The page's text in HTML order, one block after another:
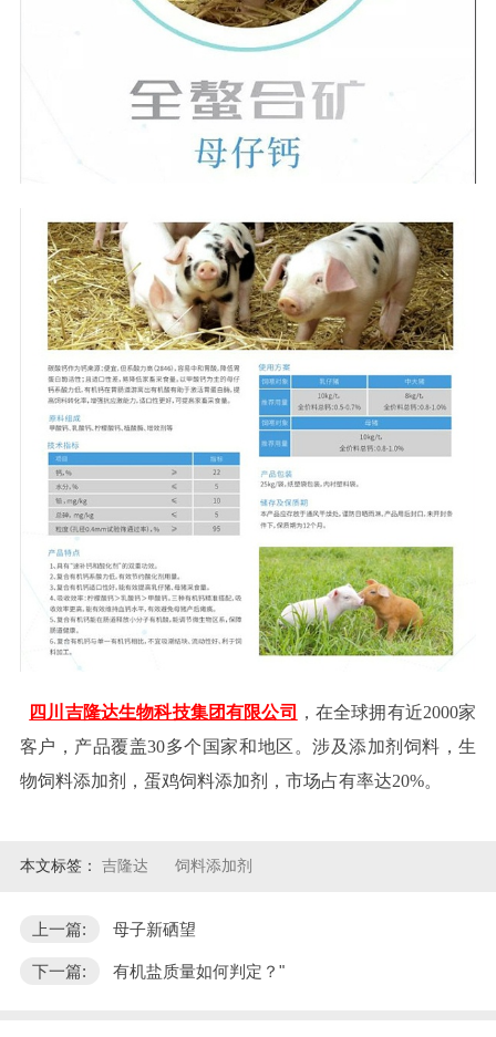
四川吉隆达生物科技集团有限公司
，在全球拥有近2000家
客户，产品覆盖30多个国家和地区。涉及添加剂饲料，生
物饲料添加剂，蛋鸡饲料添加剂，市场占有率达20%。
本文标签： 吉隆达 饲料添加剂
上一篇: 母子新硒望
下一篇: 有机盐质量如何判定？"